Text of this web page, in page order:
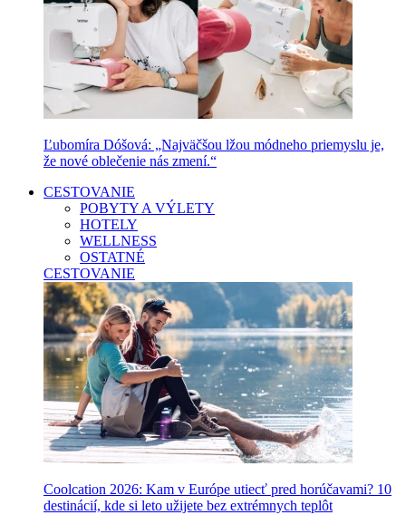
Ľubomíra Dóšová: „Najväčšou lžou módneho priemyslu je,
že nové oblečenie nás zmení.“
CESTOVANIE
POBYTY A VÝLETY
HOTELY
WELLNESS
OSTATNÉ
CESTOVANIE
Coolcation 2026: Kam v Európe utiecť pred horúčavami? 10
destinácií, kde si leto užijete bez extrémnych teplôt